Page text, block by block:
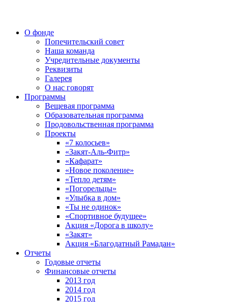
О фонде
Попечительский совет
Наша команда
Учредительные документы
Реквизиты
Галерея
О нас говорят
Программы
Вещевая программа
Образовательная программа
Продовольственная программа
Проекты
«7 колосьев»
«Закят-Аль-Фитр»
«Кафарат»
«Новое поколение»
«Тепло детям»
«Погорельцы»
«Улыбка в дом»
«Ты не одинок»
«Спортивное будущее»
Акция «Дорога в школу»
«Закят»
Акция «Благодатный Рамадан»
Отчеты
Годовые отчеты
Финансовые отчеты
2013 год
2014 год
2015 год